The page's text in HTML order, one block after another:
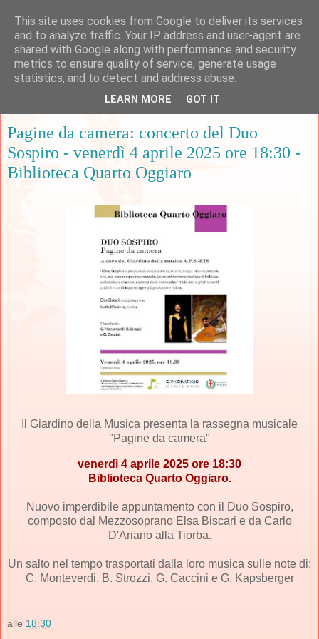
Pagine da camera: concerto del Duo
Sospiro - venerdì 4 aprile 2025 ore 18:30 -
Biblioteca Quarto Oggiaro
Il Giardino della Musica presenta la rassegna musicale
"Pagine da camera"
venerdì 4 aprile 2025 ore 18:30
Biblioteca Quarto Oggiaro.
Nuovo imperdibile appuntamento con il Duo Sospiro,
composto dal Mezzosoprano Elsa Biscari e da Carlo
D'Ariano alla Tiorba.
Un salto nel tempo trasportati dalla loro musica sulle note di:
C. Monteverdi, B. Strozzi, G. Caccini e G. Kapsberger
alle 18:30
This site uses cookies from Google to deliver its services
and to analyze traffic. Your IP address and user-agent are
shared with Google along with performance and security
metrics to ensure quality of service, generate usage
statistics, and to detect and address abuse.
LEARN MORE GOT IT